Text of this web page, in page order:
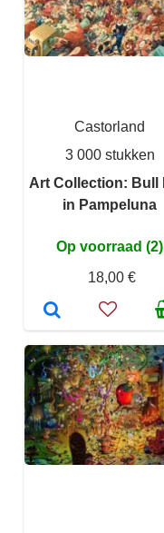
Castorland
3 000 stukken
Art Collection: Bull
in Pampeluna
Op voorraad (2)
18,00 €